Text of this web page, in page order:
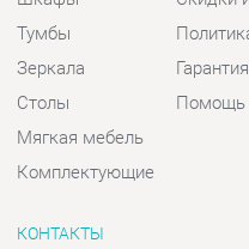
КОНТАКТЫ
Шоурум и склад самовывоза
Адрес: г. Екатеринбург, пер.
Базовый, 47
Часы работы: